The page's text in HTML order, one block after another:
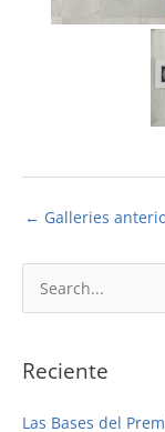
← Galleries
c
r
Reciente
Las Bases del